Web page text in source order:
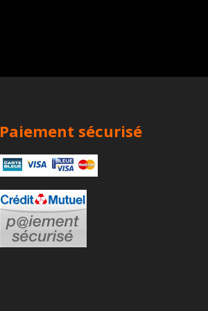
Paiement sécurisé